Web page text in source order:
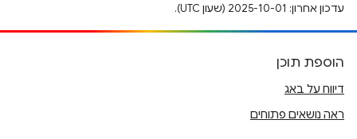
עדכון אחרון: 2025-10-01 (שעון UTC).
הוספת תוכן
דיווח על באג
ראה נושאים פתוחים